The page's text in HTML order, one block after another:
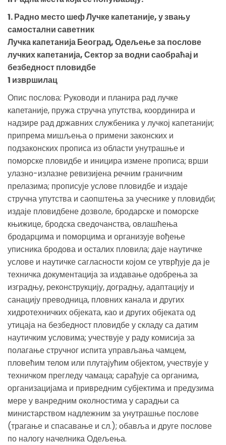
1. Радно место шеф Лучке капетаније, у звању
самостални саветник
Лучка капетанија Београд, Одељење за послове
лучких капетанија, Сектор за водни саобраћај и
безбедност пловидбе
1 извршилац
Опис послова: Руководи и планира рад лучке
капетаније, пружа стручна упутства, координира и
надзире рад државних службеника у лучкој капетанији;
припрема мишљења о примени законских и
подзаконских прописа из области унутрашње и
поморске пловидбе и иницира измене прописа; врши
улазно-излазне ревизијена речним граничним
прелазима; прописује услове пловидбе и издаје
стручна упутства и саопштења за учеснике у пловидби;
издаје пловидбене дозволе, бродарске и поморске
књижице, бродска сведочанства, овлашћења
бродарцима и поморцима и организује вођење
уписника бродова и осталих пловила; даје наутичке
услове и наутичке сагласности којом се утврђује да је
техничка документација за издавање одобрења за
изградњу, реконструкцију, доградњу, адаптацију и
санацију преводница, пловних канала и других
хидротехничких објеката, као и других објеката од
утицаја на безбедност пловидбе у складу са датим
наутичким условима; учествује у раду комисија за
полагање стручног испита управљања чамцем,
пловећим телом или плутајућим објектом, учествује у
техничком прегледу чамаца; сарађује са органима,
организацијама и привредним субјектима и предузима
мере у ванредним околностима у сарадњи са
министарством надлежним за унутрашње послове
(трагање и спасавање и сл.); обавља и друге послове
по налогу начелника Одељења.